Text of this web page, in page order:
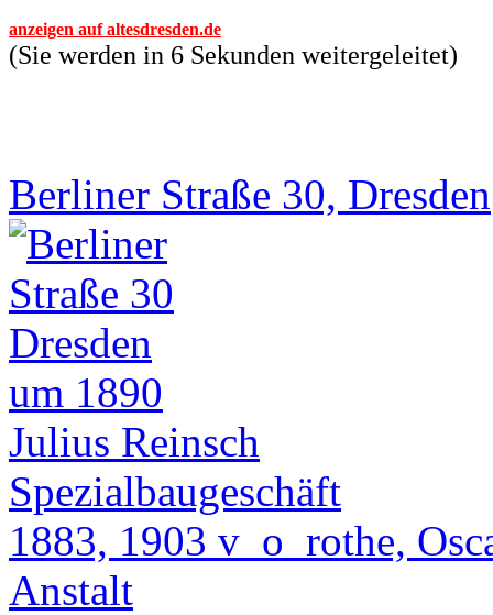
anzeigen auf altesdresden.de
(Sie werden in 6 Sekunden weitergeleitet)
Berliner Straße 30, Dresden
um 1890
Julius Reinsch
Spezialbaugeschäft
1883, 1903 v_o_rothe,
Anstalt